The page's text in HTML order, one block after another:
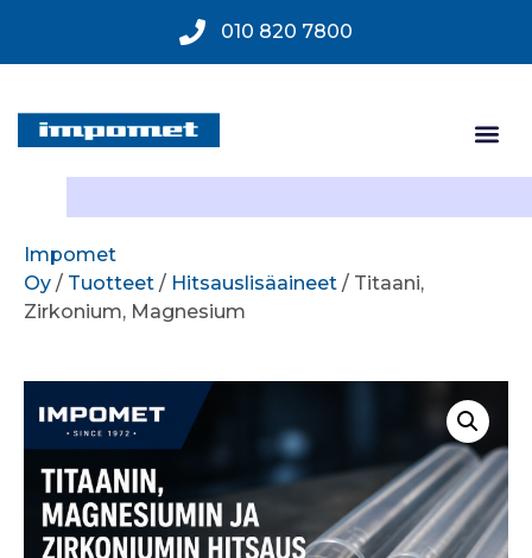
010 820 7800
Impomet
Oy / Tuotteet / Hitsauslisäaineet / Titaani,
Zirkonium, Magnesium